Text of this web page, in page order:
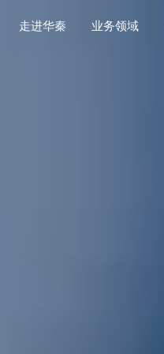
走进华秦 业务领域